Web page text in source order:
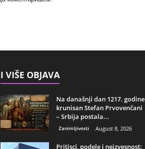
I VIŠE OBJAVA
Na današnji dan 1217. godine
krunisan Stefan Prvovenčani
– Srbija postala...
Zanimljivosti August 8, 2026
Pritisci, podele i neizvesnost: